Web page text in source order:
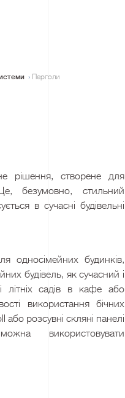
Перголи
рішення, створене для
безумовно, стильний
в сучасні будівельні
односімейних будинків,
будівель, як сучасний і
літніх садів в кафе або
використання бічних
або розсувні скляні панелі
використовувати